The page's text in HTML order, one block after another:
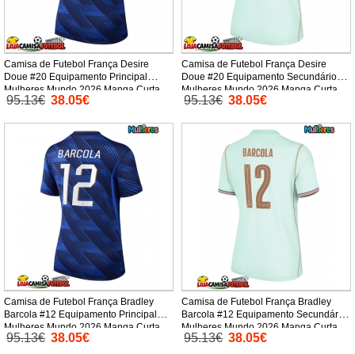
Camisa de Futebol França Desire
Doue #20 Equipamento Principal
Mulheres Mundo 2026 Manga Curta
95.13€ 38.05€
Camisa de Futebol França Desire
Doue #20 Equipamento Secundário
Mulheres Mundo 2026 Manga Curta
95.13€ 38.05€
Camisa de Futebol França Bradley
Barcola #12 Equipamento Principal
Mulheres Mundo 2026 Manga Curta
95.13€ 38.05€
Camisa de Futebol França Bradley
Barcola #12 Equipamento Secundário
Mulheres Mundo 2026 Manga Curta
95.13€ 38.05€